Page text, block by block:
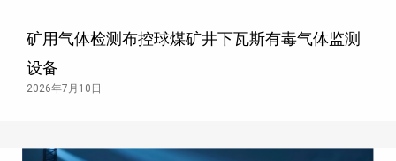
矿用气体检测布控球煤矿井下瓦斯有毒气体监测
设备
2026年7月10日